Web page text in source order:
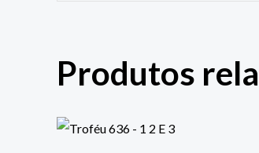
Produtos